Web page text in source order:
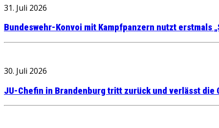
31. Juli 2026
Bundeswehr-Konvoi mit Kampfpanzern nutzt erstmals
30. Juli 2026
JU-Chefin in Brandenburg tritt zurück und verlässt die